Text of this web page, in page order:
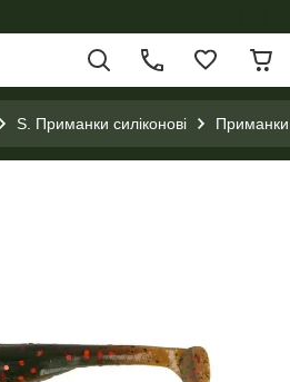
S. Приманки силіконові Приманки